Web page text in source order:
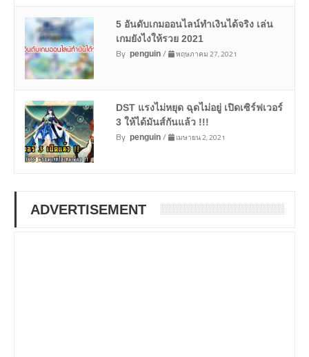
5 อันดับเกมออนไลน์ทำเงินได้จริง เล่น
เกมยังไงให้รวย 2021
By penguin/ พฤษภาคม 27, 2021
DST แรงไม่หยุด ฉุดไม่อยู่ เปิดเซิร์ฟเวอร์
3 ให้ได้มันส์กันแล้ว !!!
By penguin/ เมษายน 2, 2021
ADVERTISEMENT